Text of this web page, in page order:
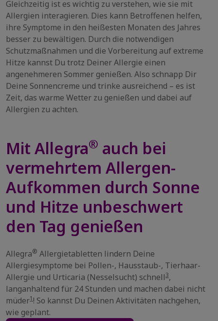
Gleichzeitig ist es wichtig zu verstehen, wie sie mit
Allergien interagieren. Dies kann Betroffenen helfen,
ihre Symptome in den heißesten Monaten des Jahres
besser zu bewältigen. Durch die notwendigen
Schutzmaßnahmen und die Vorbereitung auf extreme
Hitze kannst Du trotz Deiner Allergie einen
angenehmeren Sommer genießen. Also schnapp Dir
Deine Sonnencreme und trinke ausreichend – es ist
Zeit, das warme Wetter zu genießen und dabei auf
Allergien zu achten.
Mit Allegra® auch bei
vermehrtem Allergen-
Aufkommen durch Sonne
und Hitze unbeschwert
den Tag genießen
Allegra® Allergietabletten lindern Deine
Allergiesymptome bei Pollen-, Hausstaub-, Tierhaar-
Allergie und Urticaria (Nesselsucht) schnell3,
langanhaltend für 24 Stunden und machen dabei nicht
müder1! So kannst Du Deinen Aktivitäten nachgehen,
wie geplant.